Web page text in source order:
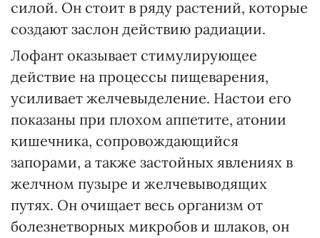
силой. Он стоит в ряду растений, которые
создают заслон действию радиации.
Лофант оказывает стимулирующее
действие на процессы пищеварения,
усиливает желчевыделение. Настои его
показаны при плохом аппетите, атонии
кишечника, сопровождающийся
запорами, а также застойных явлениях в
желчном пузыре и желчевыводящих
путях. Он очищает весь организм от
болезнетворных микробов и шлаков, он